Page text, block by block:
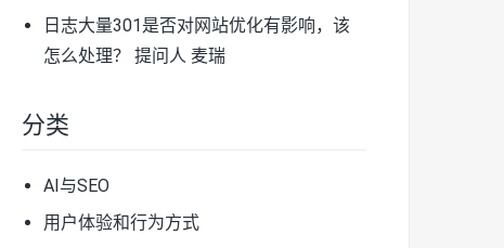
日志大量301是否对网站优化有影响，该
怎么处理？
提问人 麦瑞
分类
AI与SEO
用户体验和行为方式